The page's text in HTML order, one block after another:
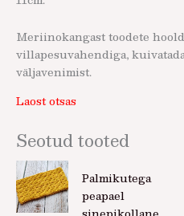
Meriinokangast toodete
villapesuvahendiga,
väljavenimist.
Laost otsas
Seotud tooted
Palmikutega
peapael